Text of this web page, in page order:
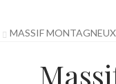
MASSIF